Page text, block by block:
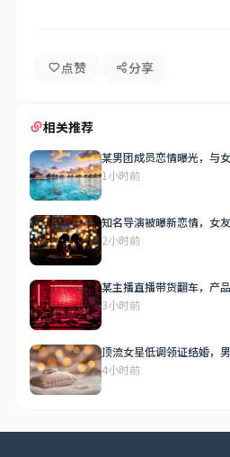
点赞 分享
相关推荐
某男团成员恋情曝光，与
1小时前
知名导演被曝新恋情，女
2小时前
某主播直播带货翻车，产
3小时前
顶流女星低调领证结婚，
4小时前